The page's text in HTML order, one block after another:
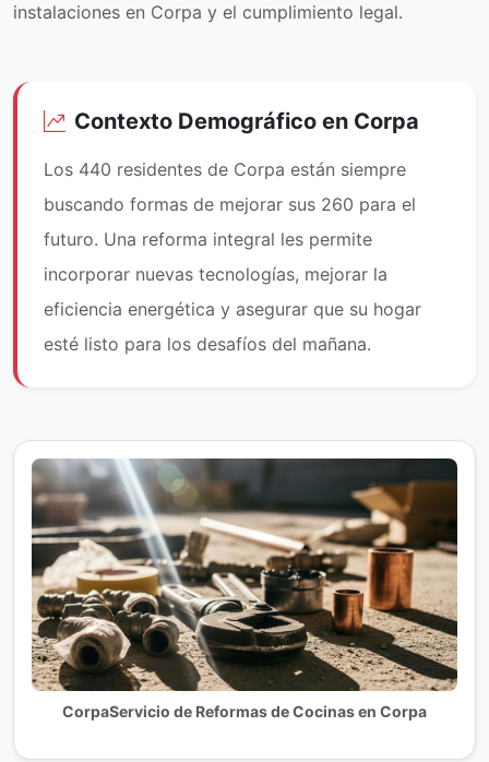
instalaciones en Corpa y el cumplimiento legal.
Contexto Demográfico en Corpa
Los 440 residentes de Corpa están siempre
buscando formas de mejorar sus 260 para el
futuro. Una reforma integral les permite
incorporar nuevas tecnologías, mejorar la
eficiencia energética y asegurar que su hogar
esté listo para los desafíos del mañana.
CorpaServicio de Reformas de Cocinas en Corpa